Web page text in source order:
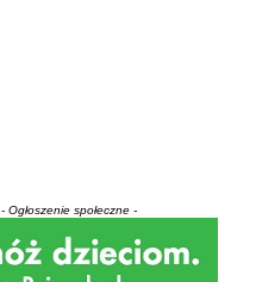
- Ogłoszenie społeczne -